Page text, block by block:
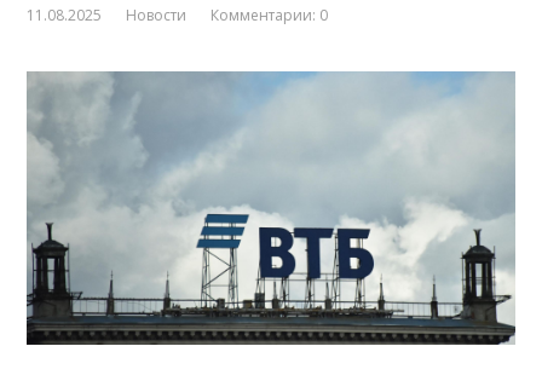
11.08.2025 Новости Комментарии: 0